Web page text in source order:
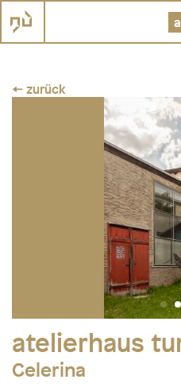
← zurück
atelierhaus
Celerina